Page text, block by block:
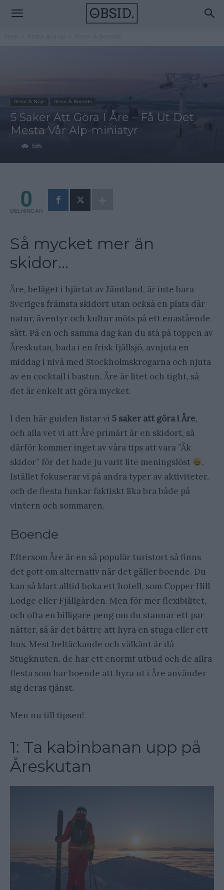
Resor & Nöje Resor & Boende
5 Saker Att Göra I Åre – Få Ut Det
Mesta Vår Alp-miniatyr
1586
0
DELNINGAR
Så mycket mer än
skidor…
Åre, beläget i hjärtat av Jämtland, är inte bara
Sveriges främsta skidort utan också en plats där
natur, äventyr och kultur möts på ett enastående
sätt. På en och samma dag kan du stå på toppen av
Åreskutan, bada i en frisk fjällsjö, avnjuta en
middag i nivå med Stockholmskrogarna och njuta
av en cocktail i bastun. Åre är litet och tight, så
det är enkelt att göra mycket.
I den här guiden listar vi 5 saker att göra i Åre,
och alla vet vi att Åre primärt är en skidort, så
därför kommer inget av våra tips att vara ”Åk
skidor” för det hade ju varit lite meningslöst
.
Istället fokuserar vi på andra typer av aktiviteter,
och de flesta funkar faktiskt lika bra både på
vintern och sommaren.
Boende
Eftersom Åre är en så populär turistort så finns
det gott om alternativ när det gäller boende. Du
kan så klart alltid boka ett hotell, som Copper Hill
Lodge eller Fjällgården. Men för mer flexibilitet,
och ofta en billigare peng om du stannar ett par
nätter, så är det bättre att hyra en stuga eller ett
hus. Mest heltäckande och välkänt är då
Stugknuten, de har ett enormt utbud och de allra
flesta som har boende att hyra ut i Åre använder
sig deras tjänst.
Men nu till tipsen!
1: Ta kabinbanan upp på
Åreskutan